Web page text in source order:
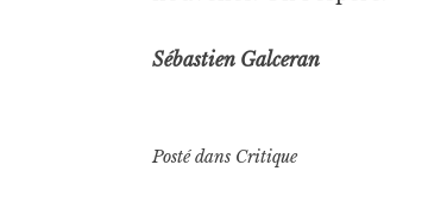
Sébastien Galceran
Posté dans Critique